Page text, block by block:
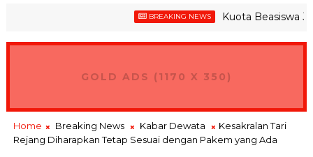
BREAKING NEWS Kuota Beasiswa
GPEI, Gubernur Koster Ingin Bali Jadi Hub Ekspor Produk
GOLD ADS (1170 X 350)
Home Breaking News Kabar Dewata
Kesakralan Tari
Rejang Diharapkan Tetap Sesuai dengan Pakem yang Ada